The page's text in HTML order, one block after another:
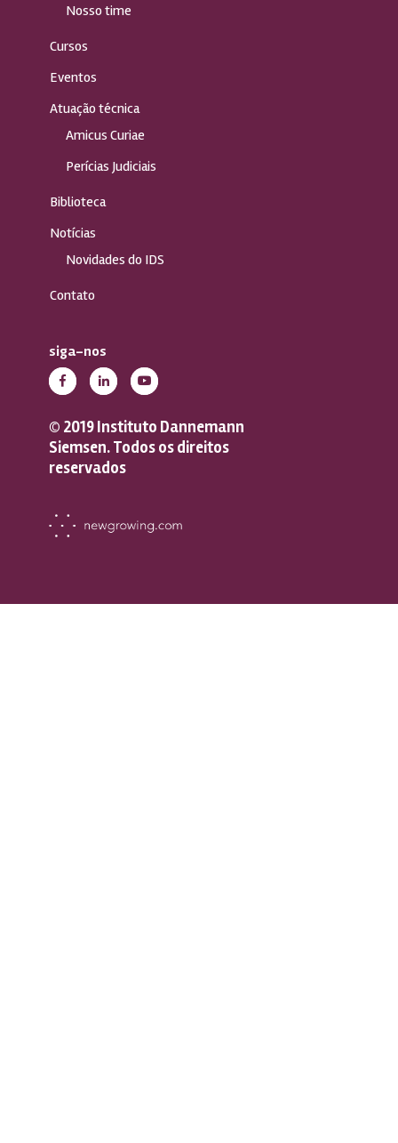
Nosso time
Cursos
Eventos
Atuação técnica
Amicus Curiae
Perícias Judiciais
Biblioteca
Notícias
Novidades do IDS
Contato
siga-nos
© 2019 Instituto Dannemann
Siemsen. Todos os direitos
reservados